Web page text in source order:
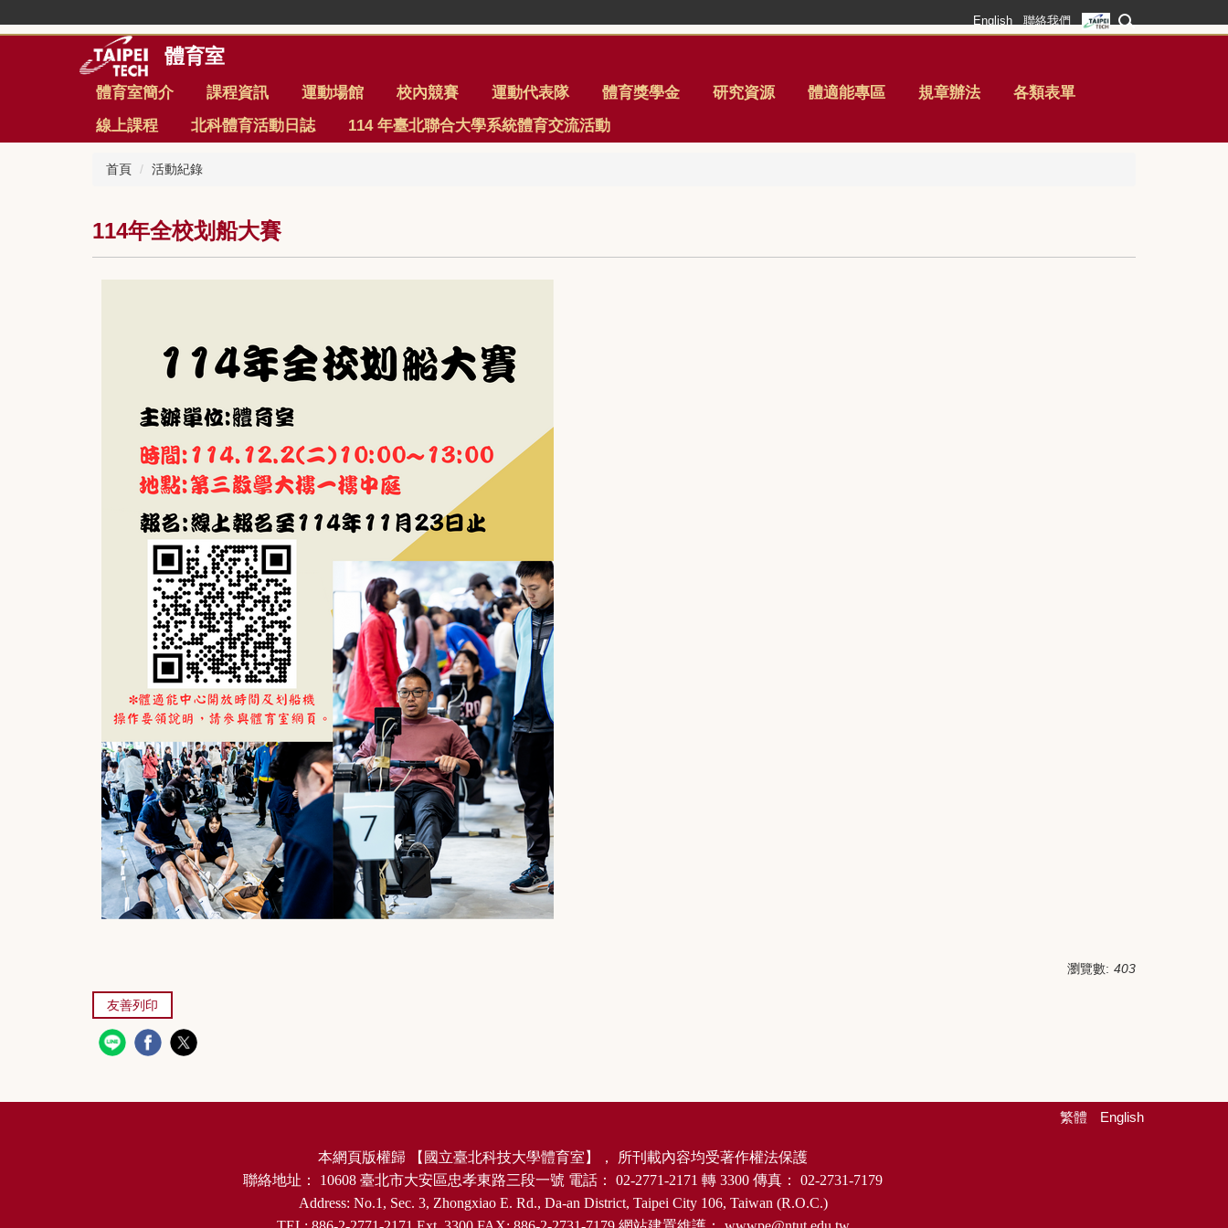
到
English 聯絡我們
體育室
體育室簡介 課程資訊 運動場館 校內競賽 運動代表隊 體育獎學金 研究資源 體適能專區 規章辦法
各類表單
線上課程
北科體育活動日誌 114 年臺北聯合大學系統體育交流活動
首頁 活動紀錄
114年全校划船大賽
瀏覽數: 403
友善列印
繁體 English
本網頁版權歸 【 國立臺北科技大學體育室 】，
所刊載內容均受著作權法保護
聯絡地址：
10608 臺北市大安區忠孝東路三段一號 電話： 02-2771-2171 轉 3300 傳真：
02-2731-7179
Address: No.1, Sec. 3, Zhongxiao E. Rd., Da-an District, Taipei City 106, Taiwan (R.O.C.)